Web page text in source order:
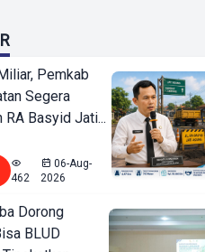
Pemkab
Segera
Basyid Jati...
462
06-Aug-
2026
Dorong
BLUD